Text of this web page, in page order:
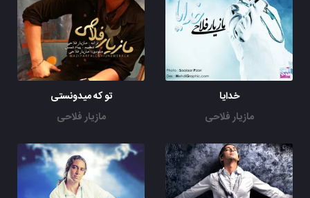
خدایا
مازیار فلاحی
تو که میدونستی
مازیار فلاحی